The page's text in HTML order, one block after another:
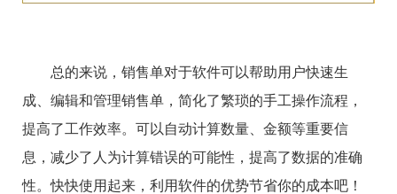
总的来说，销售单对于软件可以帮助用户快速生
成、编辑和管理销售单，简化了繁琐的手工操作流程，
提高了工作效率。可以自动计算数量、金额等重要信
息，减少了人为计算错误的可能性，提高了数据的准确
性。快快使用起来，利用软件的优势节省你的成本吧！